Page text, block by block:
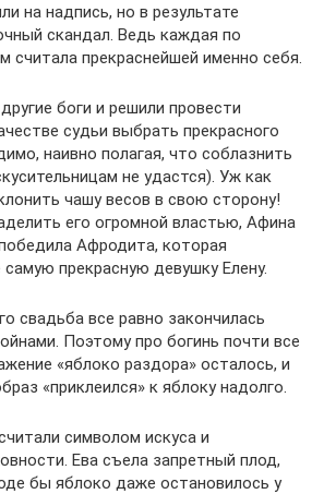
на надпись, но в результате
скандал. Ведь каждая по
считала прекраснейшей именно себя.
боги и решили провести
судьи выбрать прекрасного
наивно полагая, что соблазнить
не удастся). Уж как
чашу весов в свою сторону!
его огромной властью, Афина
Афродита, которая
прекрасную девушку Елену.
свадьба все равно закончилась
Поэтому про богинь почти все
«яблоко раздора» осталось, и
«приклеился» к яблоку надолго.
символом искуса и
Ева съела запретный плод,
бы яблоко даже остановилось у